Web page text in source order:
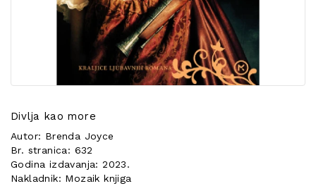
PONUDA
Divlja kao more
Autor: Brenda Joyce
Br. stranica: 632
Godina izdavanja: 2023.
Nakladnik: Mozaik knjiga